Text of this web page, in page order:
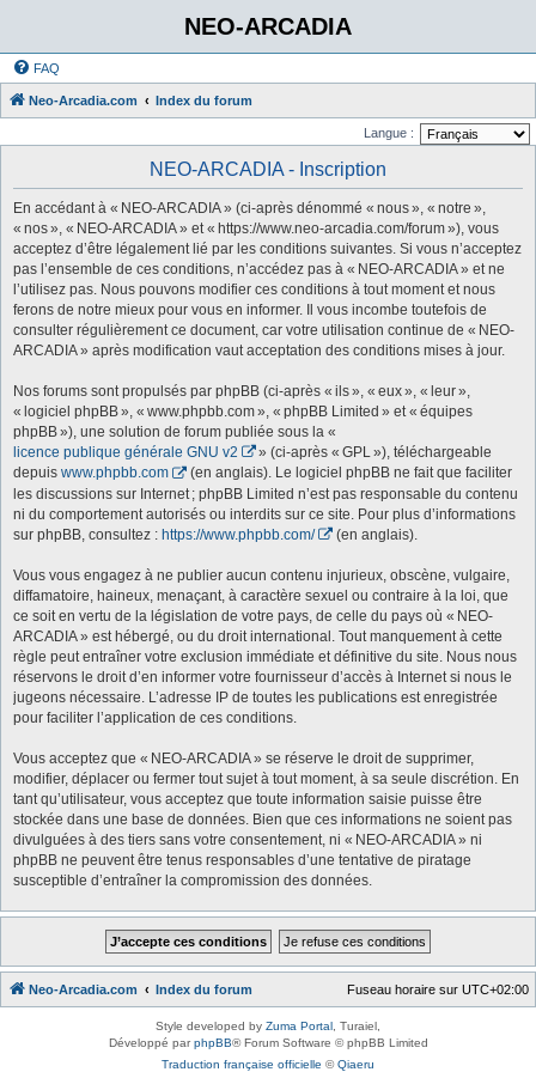
NEO-ARCADIA
FAQ
Neo-Arcadia.com Index du forum
Langue :
NEO-ARCADIA - Inscription
En accédant à « NEO-ARCADIA » (ci-après dénommé « nous », « notre »,
« nos », « NEO-ARCADIA » et « https://www.neo-arcadia.com/forum »), vous
acceptez d’être légalement lié par les conditions suivantes. Si vous n’acceptez
pas l’ensemble de ces conditions, n’accédez pas à « NEO-ARCADIA » et ne
l’utilisez pas. Nous pouvons modifier ces conditions à tout moment et nous
ferons de notre mieux pour vous en informer. Il vous incombe toutefois de
consulter régulièrement ce document, car votre utilisation continue de « NEO-
ARCADIA » après modification vaut acceptation des conditions mises à jour.
Nos forums sont propulsés par phpBB (ci-après « ils », « eux », « leur »,
« logiciel phpBB », « www.phpbb.com », « phpBB Limited » et « équipes
phpBB »), une solution de forum publiée sous la «
licence publique générale GNU v2
» (ci-après « GPL »), téléchargeable
depuis www.phpbb.com
(en anglais). Le logiciel phpBB ne fait que faciliter
les discussions sur Internet ; phpBB Limited n’est pas responsable du contenu
ni du comportement autorisés ou interdits sur ce site. Pour plus d’informations
sur phpBB, consultez : https://www.phpbb.com/ (en anglais).
Vous vous engagez à ne publier aucun contenu injurieux, obscène, vulgaire,
diffamatoire, haineux, menaçant, à caractère sexuel ou contraire à la loi, que
ce soit en vertu de la législation de votre pays, de celle du pays où « NEO-
ARCADIA » est hébergé, ou du droit international. Tout manquement à cette
règle peut entraîner votre exclusion immédiate et définitive du site. Nous nous
réservons le droit d’en informer votre fournisseur d’accès à Internet si nous le
jugeons nécessaire. L’adresse IP de toutes les publications est enregistrée
pour faciliter l’application de ces conditions.
Vous acceptez que « NEO-ARCADIA » se réserve le droit de supprimer,
modifier, déplacer ou fermer tout sujet à tout moment, à sa seule discrétion. En
tant qu’utilisateur, vous acceptez que toute information saisie puisse être
stockée dans une base de données. Bien que ces informations ne soient pas
divulguées à des tiers sans votre consentement, ni « NEO-ARCADIA » ni
phpBB ne peuvent être tenus responsables d’une tentative de piratage
susceptible d’entraîner la compromission des données.
Neo-Arcadia.com Index du forum Fuseau horaire sur UTC+02:00
Style developed by Zuma Portal , Turaiel,
Développé parphpBB® Forum Software © phpBB Limited
Traduction française officielle ©Qiaeru